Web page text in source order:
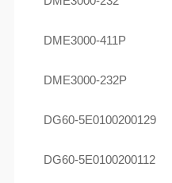
DME3000-411P
DME3000-232P
DG60-5E0100200129
DG60-5E0100200112